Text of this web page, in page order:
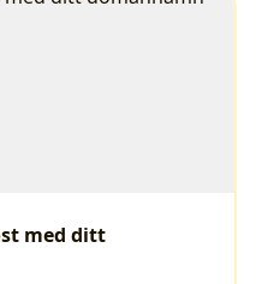
med ditt